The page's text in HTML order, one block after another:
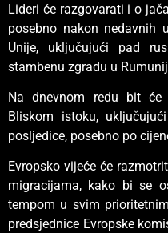
Lideri će razgovarati i o
posebno nakon nedavnih
Unije, uključujući pad
stambenu zgradu u
Na dnevnom redu bit
Bliskom istoku,
posljedice, posebno po
Evropsko vijeće će
migracijama, kako bi se
tempom u svim
predsjednice Evropske